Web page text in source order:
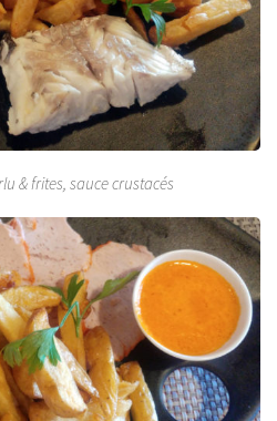
& frites, sauce crustacés